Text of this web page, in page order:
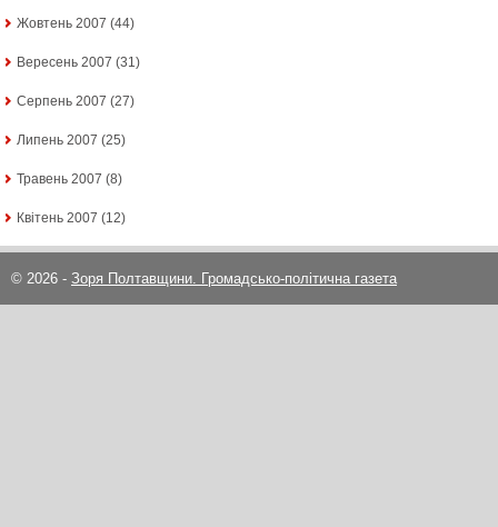
Жовтень 2007 (44)
Вересень 2007 (31)
Серпень 2007 (27)
Липень 2007 (25)
Травень 2007 (8)
Квітень 2007 (12)
© 2026 - Зоря Полтавщини. Громадсько-політична газета